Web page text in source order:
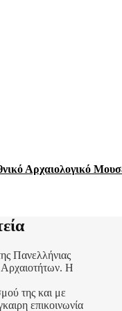
Αρχαιολογικό
Πανελλήνιας
Η
της και με
επικοινωνία